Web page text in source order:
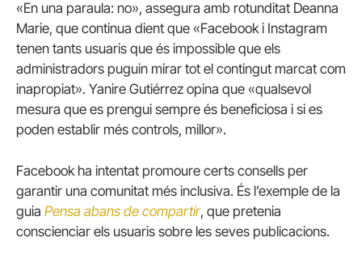
«En una paraula: no», assegura amb rotunditat Deanna
Marie, que continua dient que «Facebook i Instagram
tenen tants usuaris que és impossible que els
administradors puguin mirar tot el contingut marcat com
inapropiat». Yanire Gutiérrez opina que «qualsevol
mesura que es prengui sempre és beneficiosa i si es
poden establir més controls, millor».
Facebook ha intentat promoure certs consells per
garantir una comunitat més inclusiva. És l’exemple de la
guia Pensa abans de compartir, que pretenia
conscienciar els usuaris sobre les seves publicacions.